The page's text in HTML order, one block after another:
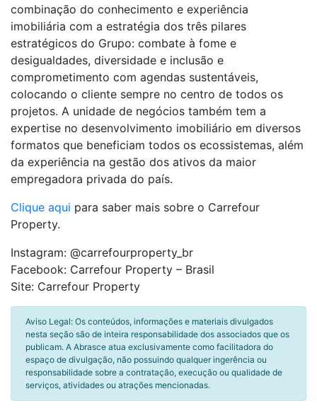
combinação do conhecimento e experiência
imobiliária com a estratégia dos três pilares
estratégicos do Grupo: combate à fome e
desigualdades, diversidade e inclusão e
comprometimento com agendas sustentáveis,
colocando o cliente sempre no centro de todos os
projetos. A unidade de negócios também tem a
expertise no desenvolvimento imobiliário em diversos
formatos que beneficiam todos os ecossistemas, além
da experiência na gestão dos ativos da maior
empregadora privada do país.
Clique aqui para saber mais sobre o Carrefour
Property.
Instagram: @carrefourproperty_br
Facebook: Carrefour Property – Brasil
Site: Carrefour Property
Aviso Legal: Os conteúdos, informações e materiais divulgados
nesta seção são de inteira responsabilidade dos associados que os
publicam. A Abrasce atua exclusivamente como facilitadora do
espaço de divulgação, não possuindo qualquer ingerência ou
responsabilidade sobre a contratação, execução ou qualidade de
serviços, atividades ou atrações mencionadas.